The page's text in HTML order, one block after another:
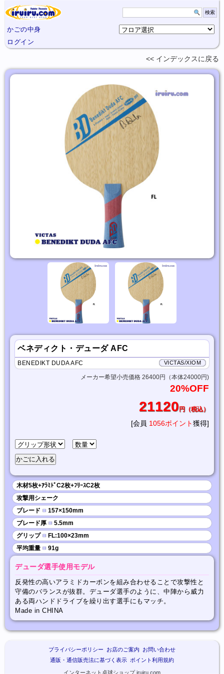
かごの中身
ログイン
インデックスに 戻る
ベネディクト・デューダ AFC
VICTAS/XIOM
BENEDIKT DUDA AFC
メーカー希望小売価格 26400円（本体24000円)
20%OFF
21120円（税込）
[会員 1056ポイント獲得]
木材5枚+ｱﾗﾐﾄﾞC2枚+ﾌﾘｰｽC2枚
攻撃用シェーク
ブレード ■ 157×150mm
ブレード厚 ■ 5.5mm
グリップ ■ FL:100×23mm
平均重量 ■ 91g
デューダ選手使用モデル
反発性の高いアラミドカーボンを組み合わせることで攻撃性と
守備のバランスが抜群。デューダ選手のように、中陣から威力
ある両ハンドドライブを繰り出す選手にもマッチ。
Made in CHINA
プライバシーポリシー お店のご案内 お問い合わせ
通販・通信販売法に基づく表示 ポイント利用規約
インターネット卓球ショップ iruiru.com